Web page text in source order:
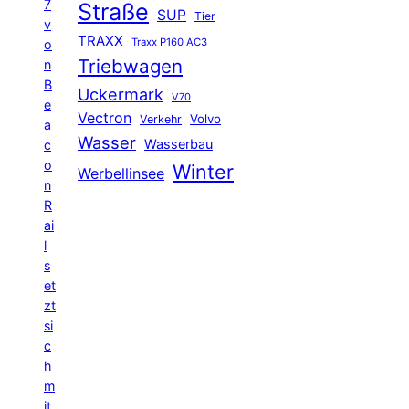
7
v
o
n
B
e
a
c
o
n
R
ai
l
s
et
zt
si
c
h
m
it
Straße SUP Tier
TRAXX Traxx P160 AC3
Triebwagen
Uckermark V70
Vectron Verkehr Volvo
Wasser Wasserbau
Werbellinsee Winter